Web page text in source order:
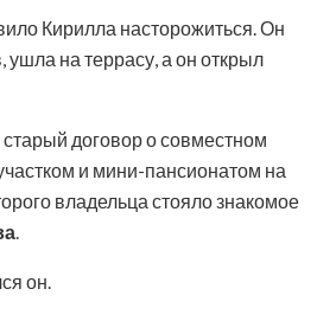
Кирилла насторожиться. Он
на террасу, а он открыл
договор о совместном
и мини-пансионатом на
владельца стояло знакомое
.
он.